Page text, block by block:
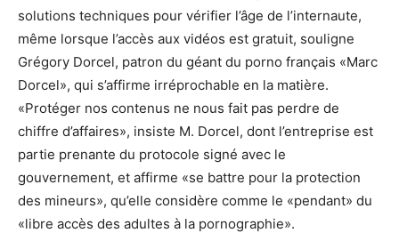
solutions techniques pour vérifier l’âge de l’internaute,
même lorsque l’accès aux vidéos est gratuit, souligne
Grégory Dorcel, patron du géant du porno français «Marc
Dorcel», qui s’affirme irréprochable en la matière.
«Protéger nos contenus ne nous fait pas perdre de
chiffre d’affaires», insiste M. Dorcel, dont l’entreprise est
partie prenante du protocole signé avec le
gouvernement, et affirme «se battre pour la protection
des mineurs», qu’elle considère comme le «pendant» du
«libre accès des adultes à la pornographie».